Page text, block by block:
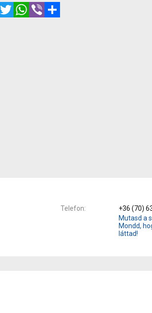
FacebookTwitterWhatsApp
Viber
Telefon
+36 (70)
Mutasd a
Mondd,
láttad!